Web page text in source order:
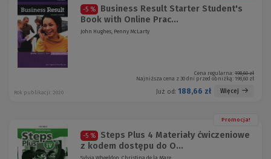
-5 %
Business Result Starter Student's
Book with Online Prac...
John Hughes, Penny McLarty
Cena regularna: 198,60 zł
Najniższa cena z 30 dni przed obniżką: 198,60 zł
Już od: 188,66 zł Więcej
Rok publikacji: 2020
Promocja!
-5 %
Steps Plus 4 Materiały ćwiczeniowe
z kodem dostępu do O...
Sylvia Wheeldon, Christina de la Mare